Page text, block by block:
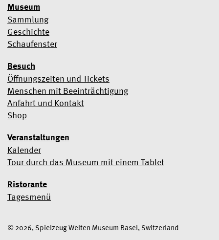
Museum
Sammlung
Geschichte
Schaufenster
Besuch
Öffnungszeiten und Tickets
Menschen mit Beeinträchtigung
Anfahrt und Kontakt
Shop
Veranstaltungen
Kalender
Tour durch das Museum mit einem Tablet
Ristorante
Tagesmenü
© 2026, Spielzeug Welten Museum Basel, Switzerland